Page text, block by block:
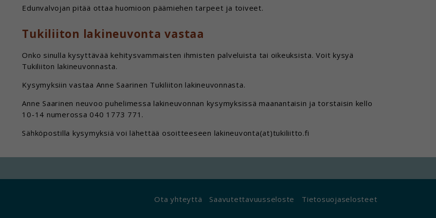
Edunvalvojan pitää ottaa huomioon päämiehen tarpeet ja toiveet.
Tukiliiton lakineuvonta vastaa
Onko sinulla kysyttävää kehitysvammaisten ihmisten palveluista tai oikeuksista. Voit kysyä
Tukiliiton lakineuvonnasta.
Kysymyksiin vastaa Anne Saarinen Tukiliiton lakineuvonnasta.
Anne Saarinen neuvoo puhelimessa lakineuvonnan kysymyksissä maanantaisin ja torstaisin kello
10-14 numerossa 040 1773 771.
Sähköpostilla kysymyksiä voi lähettää osoitteeseen lakineuvonta(at)tukiliitto.fi
Ota yhteyttä Saavutettavuusseloste Tietosuojaselosteet